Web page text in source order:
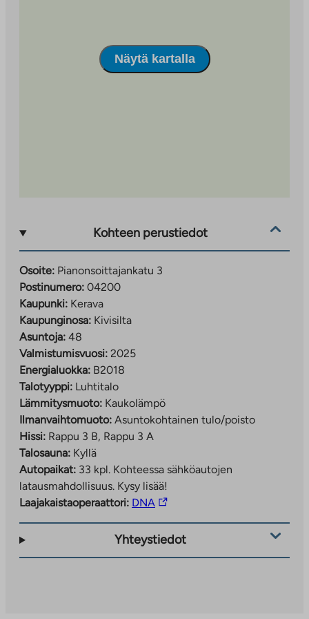
Näytä kartalla
Kohteen perustiedot
Osoite: Pianonsoittajankatu 3
Postinumero: 04200
Kaupunki: Kerava
Kaupunginosa: Kivisilta
Asuntoja: 48
Valmistumisvuosi: 2025
Energialuokka: B2018
Talotyyppi: Luhtitalo
Lämmitysmuoto: Kaukolämpö
Ilmanvaihtomuoto: Asuntokohtainen tulo/poisto
Hissi: Rappu 3 B, Rappu 3 A
Talosauna: Kyllä
Autopaikat: 33 kpl. Kohteessa sähköautojen
latausmahdollisuus. Kysy lisää!
Laajakaistaoperaattori: DNA Linkki
ulkopuoliseen
Yhteystiedot